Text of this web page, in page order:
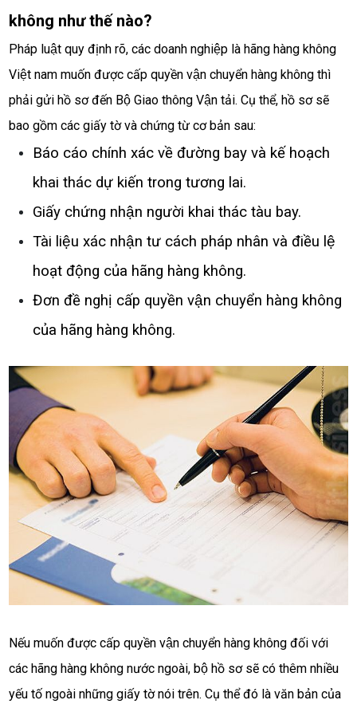
không như thế nào?
Pháp luật quy định rõ, các doanh nghiệp là hãng hàng không
Việt nam muốn được cấp quyền vận chuyển hàng không thì
phải gửi hồ sơ đến Bộ Giao thông Vận tải. Cụ thể, hồ sơ sẽ
bao gồm các giấy tờ và chứng từ cơ bản sau:
Báo cáo chính xác về đường bay và kế hoạch
khai thác dự kiến trong tương lai.
Giấy chứng nhận người khai thác tàu bay.
Tài liệu xác nhận tư cách pháp nhân và điều lệ
hoạt động của hãng hàng không.
Đơn đề nghị cấp quyền vận chuyển hàng không
của hãng hàng không.
Nếu muốn được cấp quyền vận chuyển hàng không đối với
các hãng hàng không nước ngoài, bộ hồ sơ sẽ có thêm nhiều
yếu tố ngoài những giấy tờ nói trên. Cụ thể đó là văn bản của